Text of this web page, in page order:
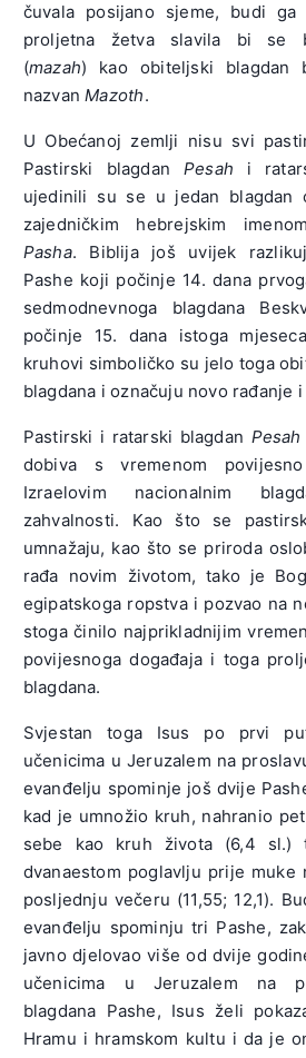
čuvala posijano sjeme, budi
proljetna žetva slavila bi se
(mazah) kao obiteljski blagdan
nazvanMazoth.
U Obećanoj zemlji nisu svi
Pastirski blagdan Pesah i
ujedinili su se u jedan blagdan
zajedničkim hebrejskim
Pasha. Biblija još uvijek
Pashe koji počinje 14. dana
sedmodnevnoga blagdana
počinje 15. dana istoga
kruhovi simboličko su jelo toga
blagdana i označuju novo rađanje
Pastirski i ratarski blagdan Pesah
dobiva s vremenom
Izraelovim nacionalnim
zahvalnosti. Kao što se
umnažaju, kao što se priroda
rađa novim životom, tako je
egipatskoga ropstva i pozvao na
stoga činilo najprikladnijim
povijesnoga događaja i toga
blagdana.
Svjestan toga Isus po prvi
učenicima u Jeruzalem na
evanđelju spominje još dvije
kad je umnožio kruh, nahranio
sebe kao kruh života (6,4 sl.)
dvanaestom poglavlju prije
posljednju večeru (11,55; 12,1).
evanđelju spominju tri Pashe,
javno djelovao više od dvije
učenicima u Jeruzalem na
blagdana Pashe, Isus želi
Hramu i hramskom kultu i da je